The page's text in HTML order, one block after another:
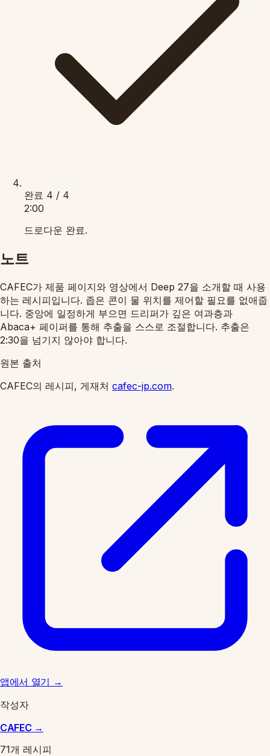
완료 4 / 4
2:00
드로다운 완료.
노트
CAFEC가 제품 페이지와 영상에서 Deep 27을 소개할 때 사용
하는 레시피입니다. 좁은 콘이 물 위치를 제어할 필요를 없애줍
니다. 중앙에 일정하게 부으면 드리퍼가 깊은 여과층과
Abaca+ 페이퍼를 통해 추출을 스스로 조절합니다. 추출은
2:30을 넘기지 않아야 합니다.
원본 출처
CAFEC의 레시피, 게재처 cafec-jp.com.
앱에서 열기 →
작성자
CAFEC →
71개 레시피